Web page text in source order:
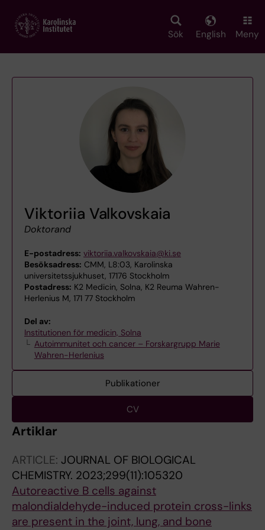
main
Sök English Meny
Viktoriia Valkovskaia
Doktorand
E-postadress: viktoriia.valkovskaia@ki.se
Besöksadress: CMM, L8:03, Karolinska
universitetssjukhuset, 17176 Stockholm
Postadress: K2 Medicin, Solna, K2 Reuma Wahren-
Herlenius M, 171 77 Stockholm
Del av:
Institutionen för medicin, Solna
Autoimmunitet och cancer – Forskargrupp Marie
Wahren-Herlenius
Publikationer
CV
Artiklar
ARTICLE: JOURNAL OF BIOLOGICAL
CHEMISTRY. 2023;299(11):105320
Autoreactive B cells against
malondialdehyde-induced protein cross-links
are present in the joint, lung, and bone